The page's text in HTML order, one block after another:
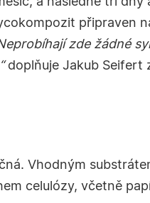
připraven
zde žádné
doplňuje Jakub Seifert
Vhodným
celulózy, včetně